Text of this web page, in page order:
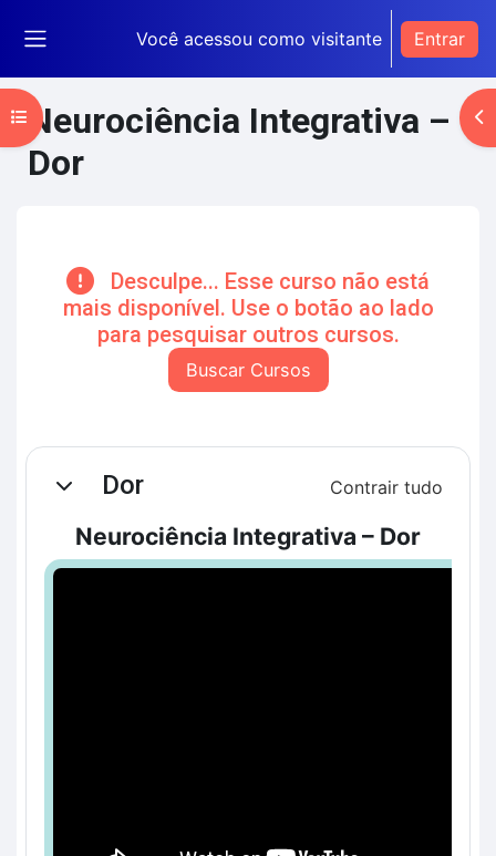
Você acessou como visitante Entrar
Neurociência Integrativa –
Dor
Desculpe... Esse curso não está
mais disponível. Use o botão ao lado
para pesquisar outros cursos.
Buscar Cursos
Abrir índice do curso
Contorno da seção
ContrairDor Contrair tudo
Neurociência Integrativa – Dor